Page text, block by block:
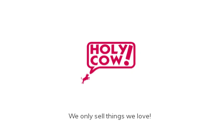
We only sell things we love!